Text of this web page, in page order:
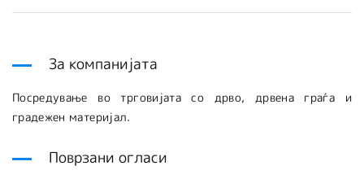
За компанијата
Посредување во трговијата со дрво, дрвена граѓа и
градежен материјал.
Поврзани огласи